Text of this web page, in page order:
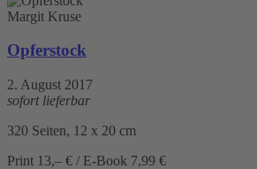
Margit Kruse
Opferstock
2. August 2017
sofort lieferbar
320 Seiten, 12 x 20 cm
Print 13,– € / E-Book 7,99 €